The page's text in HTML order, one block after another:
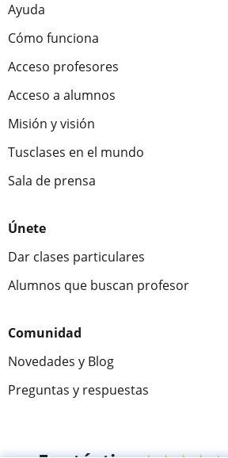
Ayuda
Cómo funciona
Acceso profesores
Acceso a alumnos
Misión y visión
Tusclases en el mundo
Sala de prensa
Únete
Dar clases particulares
Alumnos que buscan profesor
Comunidad
Novedades y Blog
Preguntas y respuestas